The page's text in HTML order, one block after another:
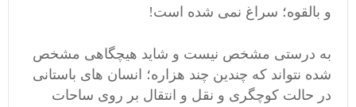
و بالقوه؛ سراغ نمی شده است!
به درستی مشخص نیست و شاید هیچگاهی مشخص
شده نتواند که چندین چند هزاره؛ انسان های باستانی
در حالت کوچگری و نقل و انتقال بر روی ساحات